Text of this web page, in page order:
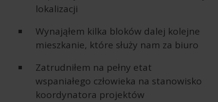
lokalizacji
Wynająłem kilka bloków dalej kolejne
mieszkanie, które służy nam za biuro
Zatrudniłem na pełny etat
wspaniałego człowieka na stanowisko
koordynatora projektów